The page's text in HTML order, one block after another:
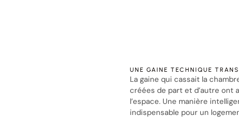
UNE GAINE TECHNIQUE
La gaine qui cassait la
créées de part et d’autre ont
l’espace. Une manière
indispensable pour un